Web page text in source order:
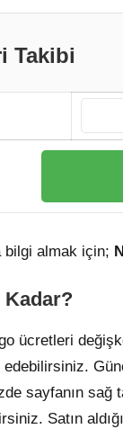
Takibi
bilgi almak için;
Kadar?
ücretleri
edebilirsiniz.
sayfanın sağ
Satın